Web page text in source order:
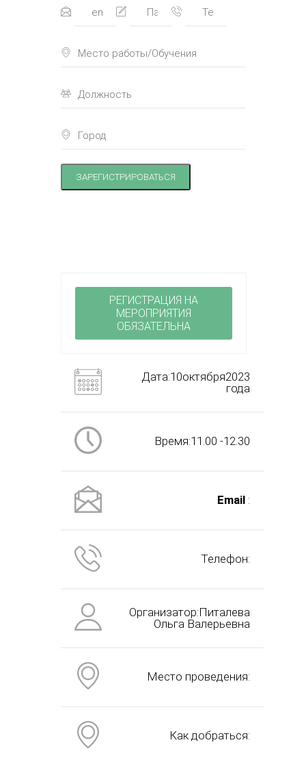
ЗАРЕГИСТРИРОВАТЬСЯ
РЕГИСТРАЦИЯ НА
МЕРОПРИЯТИЯ
ОБЯЗАТЕЛЬНА
Дата:10октября2023
года
Время:11.00 -12.30
Email :
Телефон:
Организатор:Питалева
Ольга Валерьевна
Место проведения:
Как добраться: